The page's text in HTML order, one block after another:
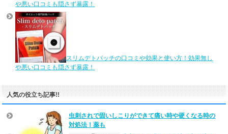
や悪い口コミも隠さず暴露！
スリムデトパッチの口コミや効果と使い方！効果無し
や悪い口コミも隠さず暴露！
人気の役立ち記事!!
虫刺されで固いしこりができて痛い時や硬くなる時の
対処法！薬も